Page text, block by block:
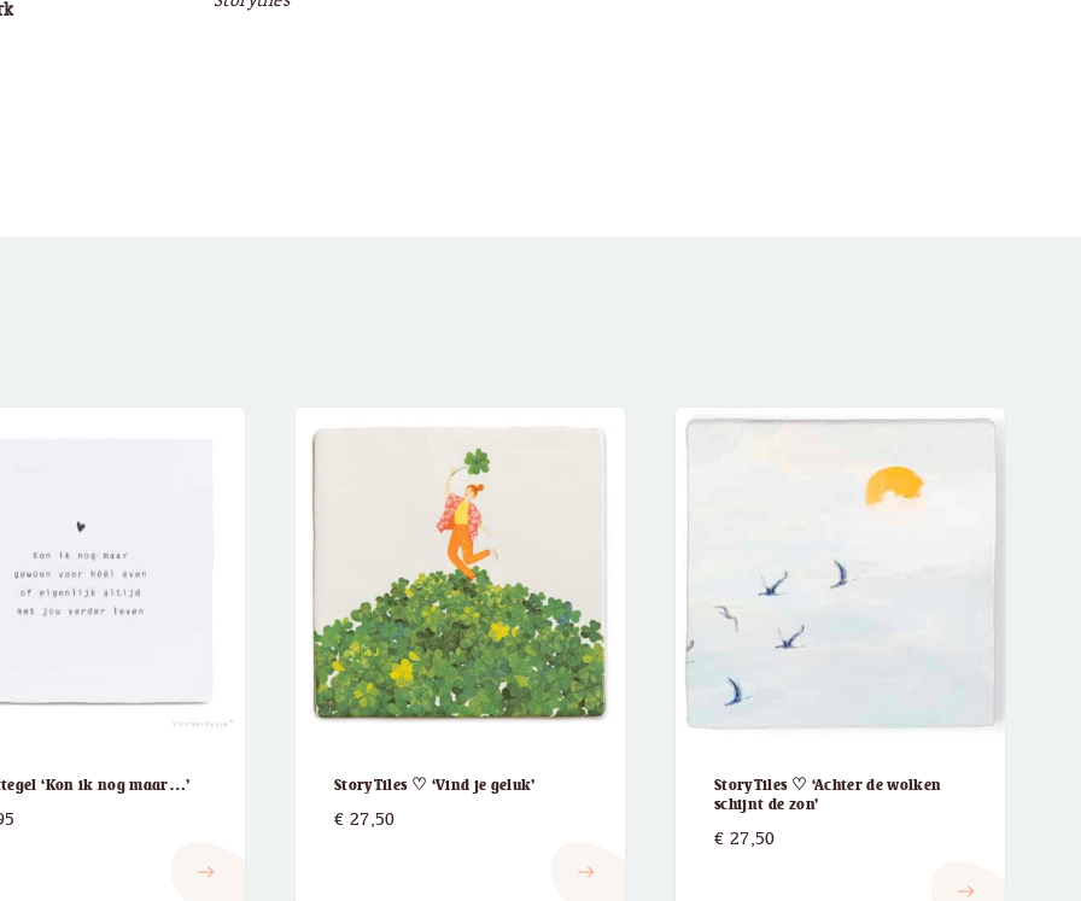
‘Kon ik nog maar…’
east
StoryTiles ♡ ‘Vind je geluk’
€ 27,50
east
StoryTiles ♡ ‘Achter de wolken
schijnt de zon’
€ 27,50
east